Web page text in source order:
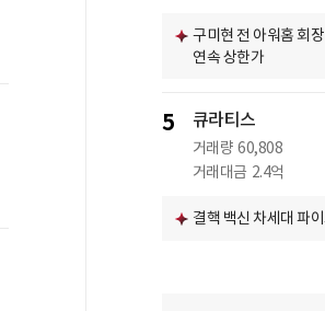
구미현 전 아워홈 회
연속 상한가
5 큐라티스
거래량 60,808
거래대금 2.4억
결핵 백신 차세대 파